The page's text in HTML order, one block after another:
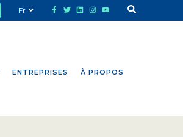
ENTREPRISES À PROPOS
Fr